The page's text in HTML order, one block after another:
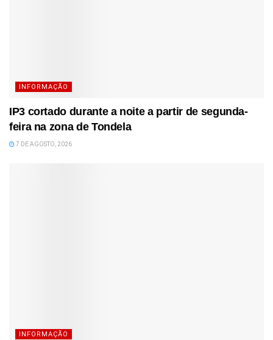
INFORMAÇÃO
IP3 cortado durante a noite a partir de segunda-
feira na zona de Tondela
7 DE AGOSTO, 2026
INFORMAÇÃO